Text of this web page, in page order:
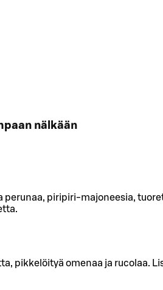
nälkään
perunaa, piripiri-majoneesia,
pikkelöityä omenaa ja rucolaa.